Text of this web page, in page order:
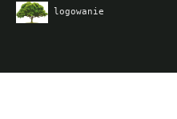
logowanie